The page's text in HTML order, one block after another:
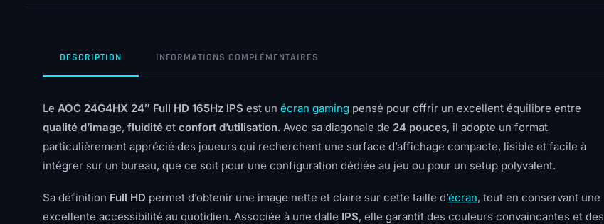
DESCRIPTION INFORMATIONS COMPLÉMENTAIRES
Le AOC 24G4HX 24″ Full HD 165Hz IPS est un écran gaming pensé pour offrir un excellent équilibre entre
qualité d’image, fluidité et confort d’utilisation. Avec sa diagonale de 24 pouces, il adopte un format
particulièrement apprécié des joueurs qui recherchent une surface d’affichage compacte, lisible et facile à
intégrer sur un bureau, que ce soit pour une configuration dédiée au jeu ou pour un setup polyvalent.
Sa définition Full HD permet d’obtenir une image nette et claire sur cette taille d’écran, tout en conservant une
excellente accessibilité au quotidien. Associée à une dalle IPS, elle garantit des couleurs convaincantes et des